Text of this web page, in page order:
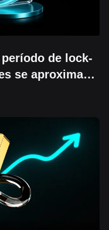
de lock-
se aproximam.